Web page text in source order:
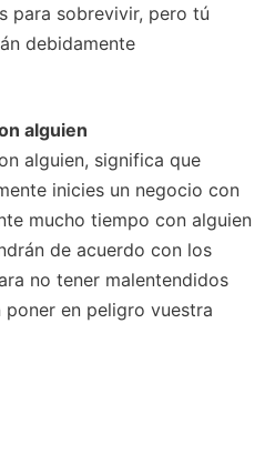
para sobrevivir, pero tú
debidamente
alguien
alguien, significa que
inicies un negocio con
mucho tiempo con alguien
de acuerdo con los
no tener malentendidos
en peligro vuestra